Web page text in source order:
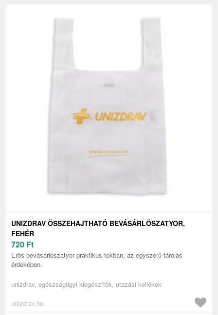
UNIZDRAV ÖSSZEHAJTHATÓ BEVÁSÁRLÓSZATYOR,
FEHÉR
720 Ft
Erős bevásárlószatyor praktikus tokban, az egyszerű tárolás
érdekében.
unizdrav, egészségügyi kiegészítők, utazási kellékek
unizdrav.hu